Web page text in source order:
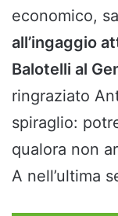
economico,
all’ingaggio
Balotelli al
ringraziato
spiraglio:
qualora non
A nell’ultima